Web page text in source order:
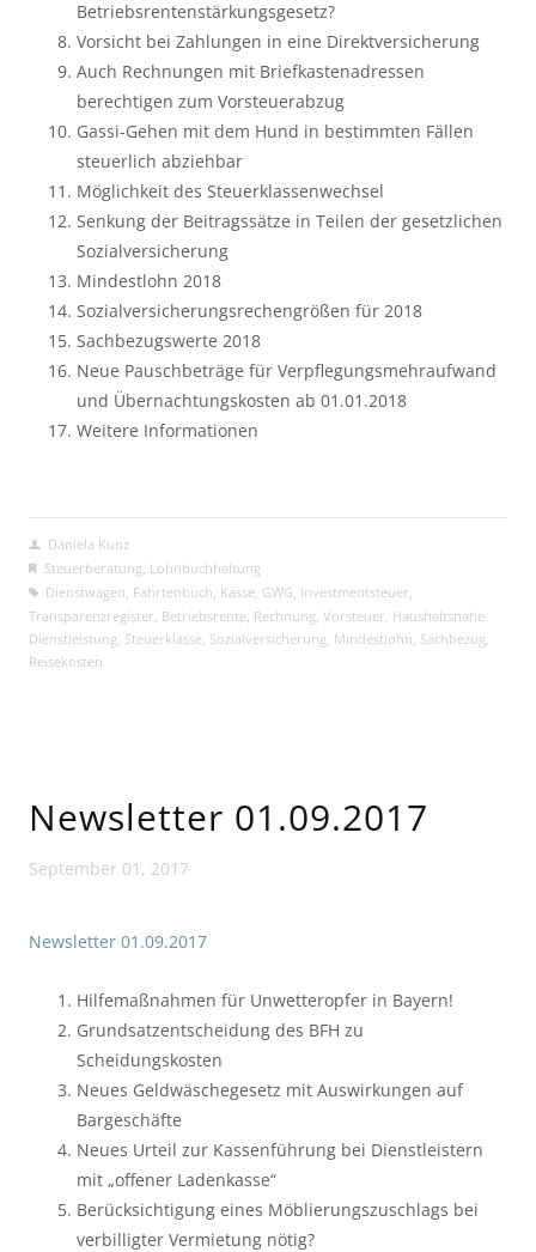
Betriebsrentenstärkungsgesetz?
Vorsicht bei Zahlungen in eine Direktversicherung
Auch Rechnungen mit Briefkastenadressen
berechtigen zum Vorsteuerabzug
Gassi-Gehen mit dem Hund in bestimmten Fällen
steuerlich abziehbar
Möglichkeit des Steuerklassenwechsel
Senkung der Beitragssätze in Teilen der gesetzlichen
Sozialversicherung
Mindestlohn 2018
Sozialversicherungsrechengrößen für 2018
Sachbezugswerte 2018
Neue Pauschbeträge für Verpflegungsmehraufwand
und Übernachtungskosten ab 01.01.2018
Weitere Informationen
Daniela Kunz
Steuerberatung Lohnbuchhaltung
Dienstwagen Fahrtenbuch Kasse, GWG Investmentsteuer
Transparenzregister Betriebsrente Rechnung Vorsteuer Haushaltsnahe
Dienstleistung Steuerklasse Sozialversicherung Mindestlohn Sachbezug
Reisekosten
Newsletter 01.09.2017
September 01, 2017
Newsletter 01.09.2017
Hilfemaßnahmen für Unwetteropfer in Bayern!
Grundsatzentscheidung des BFH zu
Scheidungskosten
Neues Geldwäschegesetz mit Auswirkungen auf
Bargeschäfte
Neues Urteil zur Kassenführung bei Dienstleistern
mit „offener Ladenkasse“
Berücksichtigung eines Möblierungszuschlags bei
verbilligter Vermietung nötig?